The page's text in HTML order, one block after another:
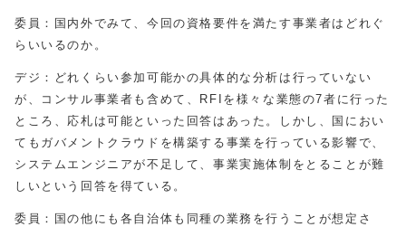
委員：国内外でみて、今回の資格要件を満たす事業者はどれぐ
らいいるのか。
デジ：どれくらい参加可能かの具体的な分析は行っていない
が、コンサル事業者も含めて、RFIを様々な業態の7者に行った
ところ、応札は可能といった回答はあった。しかし、国におい
てもガバメントクラウドを構築する事業を行っている影響で、
システムエンジニアが不足して、事業実施体制をとることが難
しいという回答を得ている。
委員：国の他にも各自治体も同種の業務を行うことが想定さ